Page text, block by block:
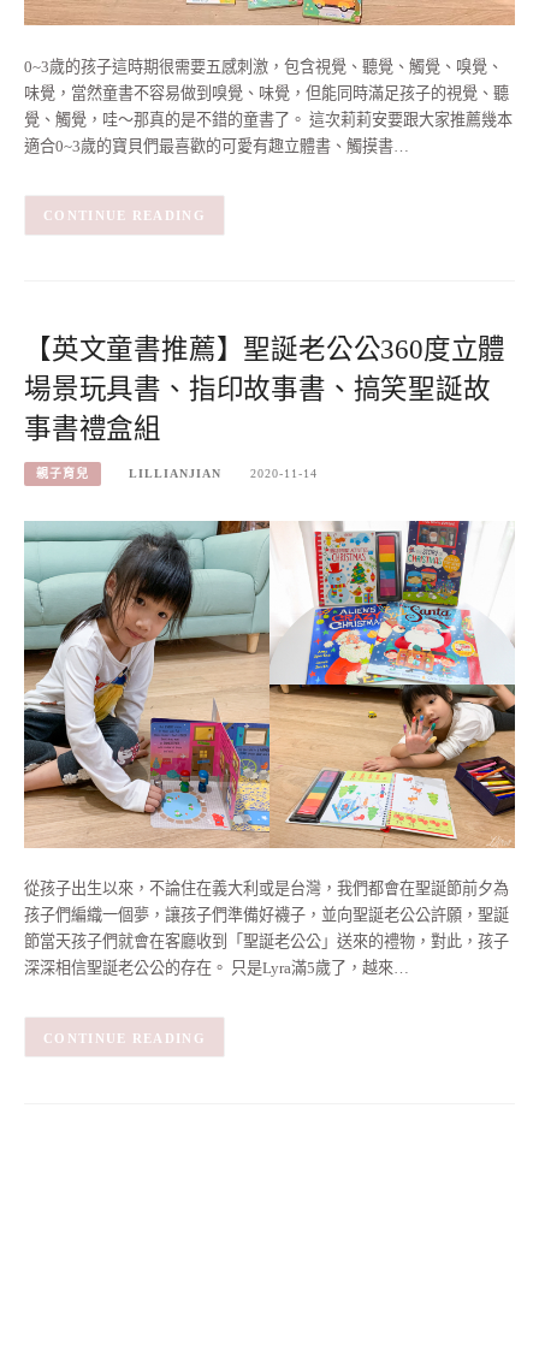
0~3歲的孩子這時期很需要五感刺激，包含視覺、聽覺、觸覺、嗅覺、
味覺，當然童書不容易做到嗅覺、味覺，但能同時滿足孩子的視覺、聽
覺、觸覺，哇～那真的是不錯的童書了。 這次莉莉安要跟大家推薦幾本
適合0~3歲的寶貝們最喜歡的可愛有趣立體書、觸摸書…
CONTINUE READING
【英文童書推薦】聖誕老公公360度立體
場景玩具書、指印故事書、搞笑聖誕故
事書禮盒組
親子育兒 LILLIANJIAN 2020-11-14
從孩子出生以來，不論住在義大利或是台灣，我們都會在聖誕節前夕為
孩子們編織一個夢，讓孩子們準備好襪子，並向聖誕老公公許願，聖誕
節當天孩子們就會在客廳收到「聖誕老公公」送來的禮物，對此，孩子
深深相信聖誕老公公的存在。 只是Lyra滿5歲了，越來…
CONTINUE READING